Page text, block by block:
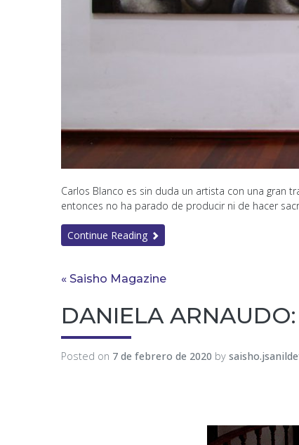
Carlos Blanco es sin duda un artista con una gran
entonces no ha parado de producir ni de hacer
Continue Reading
« Saisho Magazine
DANIELA
Posted on 7 de febrero de 2020 by